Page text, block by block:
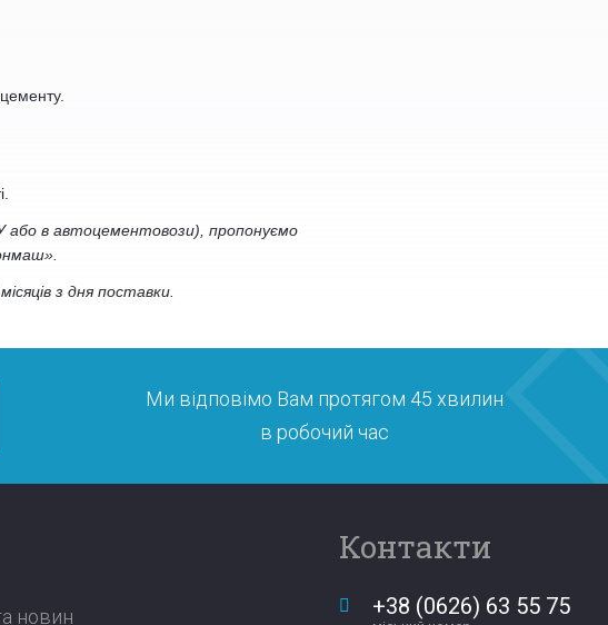
або в автоцементовози), пропонуємо
з дня поставки.
Ми відповімо Вам протягом 45 хвилин
в робочий час
новин
Контакти
+38 (0626) 63 55 75